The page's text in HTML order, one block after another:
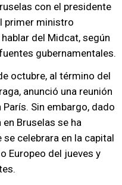
con el presidente
primer ministro
del Midcat, según
gubernamentales.
octubre, al término del
anunció una reunión
Sin embargo, dado
Bruselas se ha
celebrara en la capital
Europeo del jueves y